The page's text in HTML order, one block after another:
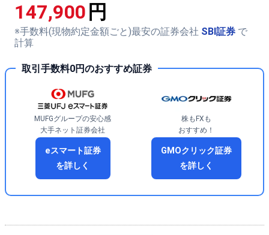
147,900 円
※手数料(現物約定金額ごと)最安の証券会社 SBI証券 で
計算
取引手数料0円のおすすめ証券
MUFGグループの安心感
大手ネット証券会社
eスマート証券
を詳しく
株もFXも
おすすめ！
GMOクリック証券
を詳しく